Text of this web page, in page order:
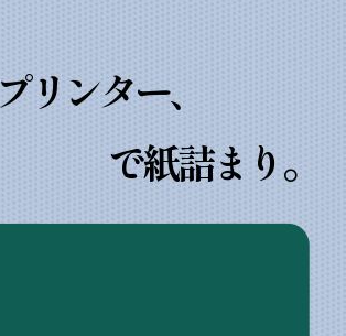
プリンター、
で紙詰まり。